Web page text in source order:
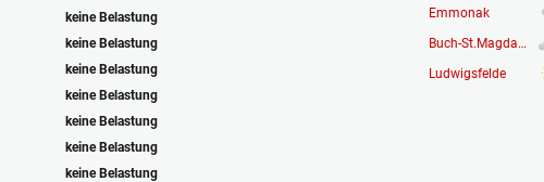
keine Belastung
keine Belastung
keine Belastung
keine Belastung
keine Belastung
keine Belastung
keine Belastung
Emmonak
Buch-St.Magdalena
Ludwigsfelde